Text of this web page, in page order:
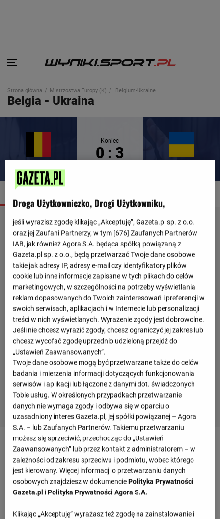
Strona główna Mistrzostwa Europy (K) Belgium-Ukraine
Belgia - Ukraina
Belgia
Koniec
0 : 3
Szczegóły meczu Belgia - Ukraina
Przegląd
1.set -18 : 25
2.set -23 : 25
Droga Użytkowniczko, Drogi Użytkowniku,
jeśli wyrazisz zgodę klikając „Akceptuję”, Gazeta.pl sp. z o.o.
oraz jej Zaufani Partnerzy, w tym [676] Zaufanych Partnerów
IAB, jak również Agora S.A. będąca spółką powiązaną z
Gazeta.pl sp. z o.o., będą przetwarzać Twoje dane osobowe
takie jak adresy IP, adresy e-mail czy identyfikatory plików
cookie lub inne informacje zapisane w tych plikach do celów
marketingowych, w szczególności na potrzeby wyświetlania
reklam dopasowanych do Twoich zainteresowań i preferencji w
swoich serwisach, aplikacjach i w Internecie lub personalizacji
treści w nich wyświetlanych. Wyrażenie zgody jest dobrowolne.
Jeśli nie chcesz wyrazić zgody, chcesz ograniczyć jej zakres lub
chcesz wycofać zgodę uprzednio udzieloną przejdź do
„Ustawień Zaawansowanych”.
Twoje dane osobowe mogą być przetwarzane także do celów
badania i mierzenia informacji dotyczących funkcjonowania
serwisów i aplikacji lub łączone z danymi dot. świadczonych
Tobie usług. W określonych przypadkach przetwarzanie
danych nie wymaga zgody i odbywa się w oparciu o
uzasadniony interes Gazeta.pl, jej spółki powiązanej – Agora
S.A. – lub Zaufanych Partnerów. Takiemu przetwarzaniu
możesz się sprzeciwić, przechodząc do „Ustawień
Zaawansowanych” lub przez kontakt z administratorem – w
zależności od zakresu sprzeciwu i podmiotu, wobec którego
jest kierowany. Więcej informacji o przetwarzaniu danych
osobowych znajdziesz w dokumenciePolityka Prywatności
Gazeta.pl iPolityka Prywatności Agora S.A.
Klikając „Akceptuję” wyrażasz też zgodę na zainstalowanie i